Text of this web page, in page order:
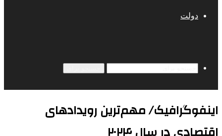
دولت
اینفوگرافیک/ مهم‌ترین رویدادهای